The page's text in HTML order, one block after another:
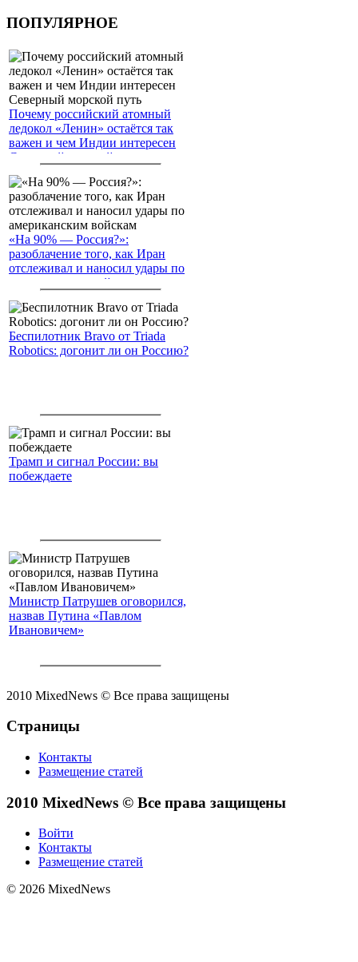
ПОПУЛЯРНОЕ
Почему российский атомный
ледокол «Ленин» остаётся так
важен и чем Индии интересен
Северный морской путь
«На 90% — Россия?»:
разоблачение того, как Иран
отслеживал и наносил удары по
американским войскам
Беспилотник Bravo от Triada
Robotics: догонит ли он Россию?
Трамп и сигнал России: вы
побеждаете
Министр Патрушев оговорился,
назвав Путина «Павлом
Ивановичем»
2010 MixedNews © Все права защищены
Страницы
Контакты
Размещение статей
2010 MixedNews © Все права защищены
Войти
Контакты
Размещение статей
© 2026 MixedNews